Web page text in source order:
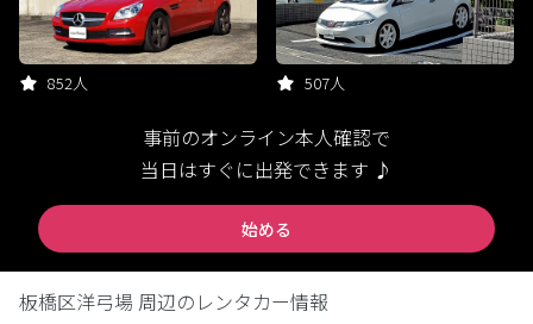
852人 507人
事前のオンライン本人確認で
当日はすぐに出発できます ♪
始める
板橋区洋弓場 周辺のレンタカー情報